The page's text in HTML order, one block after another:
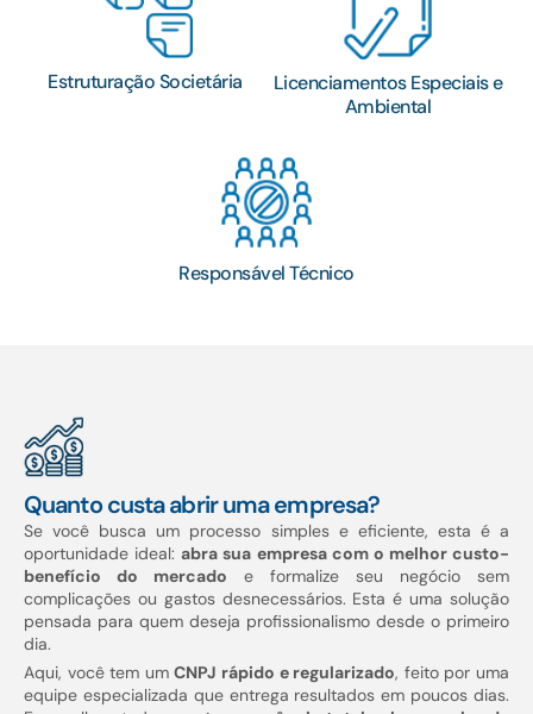
Estruturação Societária
Licenciamentos Especiais e
Ambiental
Responsável Técnico
Quanto custa abrir uma empresa?
Se você busca um processo simples e eficiente, esta é a
oportunidade ideal:abra sua empresa com o melhor custo-
benefício do mercado e formalize seu negócio sem
complicações ou gastos desnecessários. Esta é uma solução
pensada para quem deseja profissionalismo desde o primeiro
dia.
Aqui, você tem umCNPJ rápido e regularizado, feito por uma
equipe especializada que entrega resultados em poucos dias.